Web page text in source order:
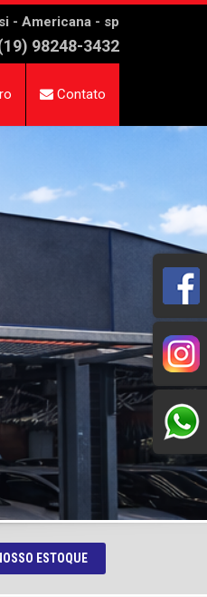
- Americana - sp
98248-3432
Contato
ESTOQUE